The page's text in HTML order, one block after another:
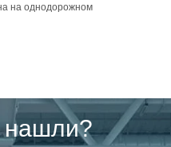
на однодорожном
нашли?